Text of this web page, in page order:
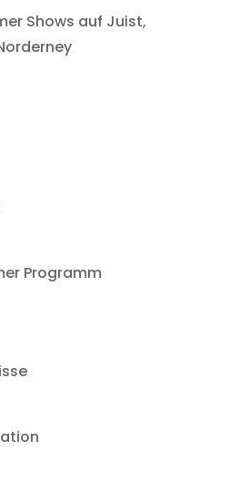
Shows auf Juist,
Programm